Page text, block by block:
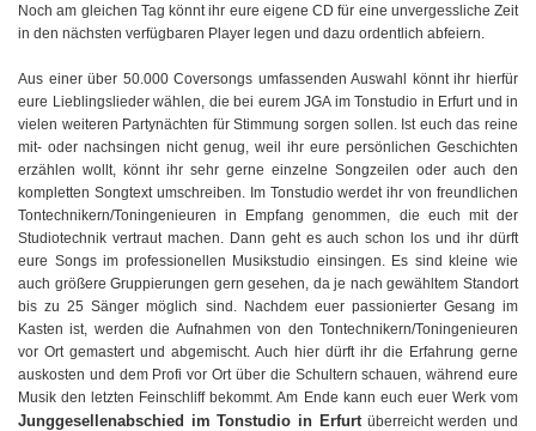
Noch am gleichen Tag könnt ihr eure eigene CD für eine unvergessliche Zeit
in den nächsten verfügbaren Player legen und dazu ordentlich abfeiern.
Aus einer über 50.000 Coversongs umfassenden Auswahl könnt ihr hierfür
eure Lieblingslieder wählen, die bei eurem JGA im Tonstudio in Erfurt und in
vielen weiteren Partynächten für Stimmung sorgen sollen. Ist euch das reine
mit- oder nachsingen nicht genug, weil ihr eure persönlichen Geschichten
erzählen wollt, könnt ihr sehr gerne einzelne Songzeilen oder auch den
kompletten Songtext umschreiben. Im Tonstudio werdet ihr von freundlichen
Tontechnikern/Toningenieuren in Empfang genommen, die euch mit der
Studiotechnik vertraut machen. Dann geht es auch schon los und ihr dürft
eure Songs im professionellen Musikstudio einsingen. Es sind kleine wie
auch größere Gruppierungen gern gesehen, da je nach gewähltem Standort
bis zu 25 Sänger möglich sind. Nachdem euer passionierter Gesang im
Kasten ist, werden die Aufnahmen von den Tontechnikern/Toningenieuren
vor Ort gemastert und abgemischt. Auch hier dürft ihr die Erfahrung gerne
auskosten und dem Profi vor Ort über die Schultern schauen, während eure
Musik den letzten Feinschliff bekommt. Am Ende kann euch euer Werk vom
Junggesellenabschied im Tonstudio in Erfurtüberreicht werden und